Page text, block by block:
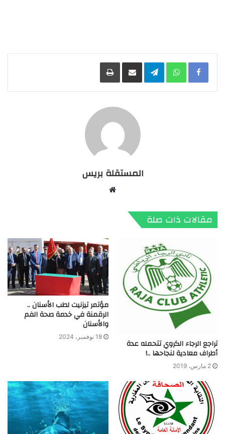
Facebook
WhatsApp
Telegramمشاركة عبر البريد طباعة
المستقلة بريس
مقالات ذات صلة
تراجع الرجاء الكروي تتحمله عدة
أطراف معادية لنجاحها ..!
2 مارس، 2019
مؤتمر تيزنيت لطب الأسنان ..
الرقمنة في خدمة صحة الفم
والأسنان
18 نوفمبر، 2024